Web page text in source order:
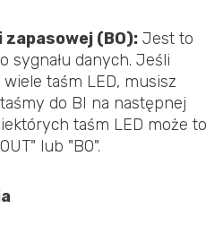
(BO): Jest to
sygnału danych. Jeśli
taśm LED, musisz
do BI na następnej
taśm LED może to
lub "BO".